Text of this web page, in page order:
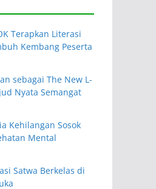
Terapkan Literasi
Kembang Peserta
sebagai The New L-
Nyata Semangat
Kehilangan Sosok
Mental
Satwa Berkelas di